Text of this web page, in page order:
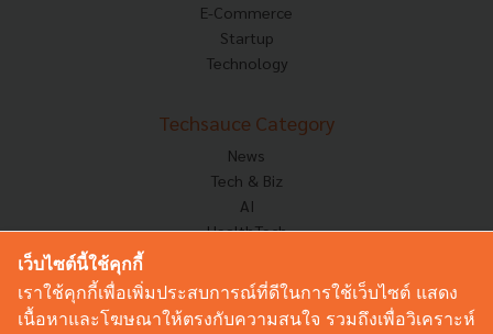
E-Commerce
Startup
Technology
Techsauce Category
News
Tech & Biz
AI
HealthTech
Corp Innov
Saucy Thoughts
เว็บไซต์นี้ใช้คุกกี้
เราใช้คุกกี้เพื่อเพิ่มประสบการณ์ที่ดีในการใช้เว็บไซต์ แสดง
เนื้อหาและโฆษณาให้ตรงกับความสนใจ รวมถึงเพื่อวิเคราะห์